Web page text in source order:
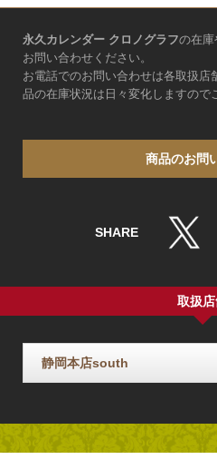
永久カレンダー クロノグラフの在庫
お問い合わせください。
お電話でのお問い合わせは各取扱
品の在庫状況は日々変化しますので
商品のお問
SHARE
取扱
静岡本店south